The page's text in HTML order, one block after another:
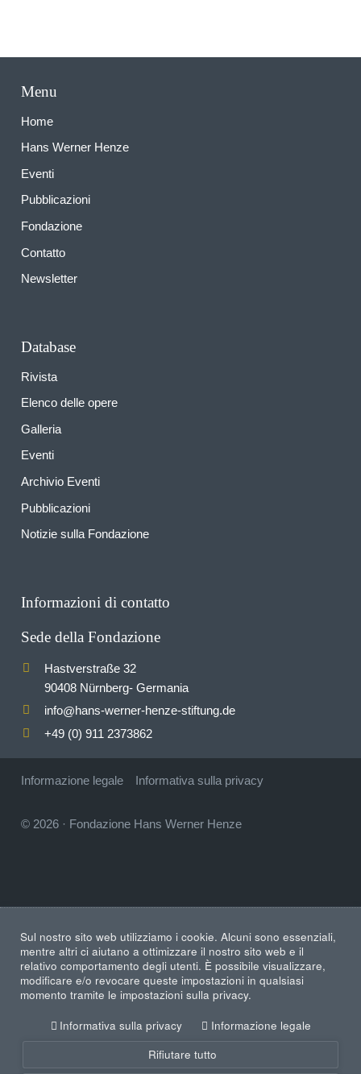
Menu
Home
Hans Werner Henze
Eventi
Pubblicazioni
Fondazione
Contatto
Newsletter
Database
Rivista
Elenco delle opere
Galleria
Eventi
Archivio Eventi
Pubblicazioni
Notizie sulla Fondazione
Informazioni di contatto
Sede della Fondazione
Hastverstraße 32
90408 Nürnberg- Germania
info@hans-werner-henze-stiftung.de
+49 (0) 911 2373862
Informazione legale Informativa sulla privacy
© 2026 · Fondazione Hans Werner Henze
Sul nostro sito web utilizziamo i cookie. Alcuni sono essenziali,
mentre altri ci aiutano a ottimizzare il nostro sito web e il
relativo comportamento degli utenti. È possibile visualizzare,
modificare e/o revocare queste impostazioni in qualsiasi
momento tramite le impostazioni sulla privacy.
Informativa sulla privacy
Informazione legale
Rifiutare tutto